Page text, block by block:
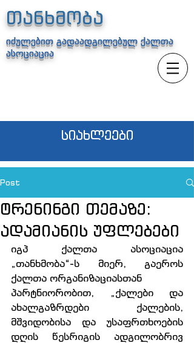
თანხმობა
იძულებით გადაადგილებულ ქალთა
ასოციაცია
სიახლეები
Post
ტრენინგი თემაზე:
ადამიანის უფლებები
იგპ ქალთა ასოციაცია
„თანხმობა“-ს მიერ, გაეროს
ქალთა ორგანიზაციასთან
პარტნიორობით, „ქალები და
ახალგაზრდები ქალების,
მშვიდობისა და უსაფრთხოების
დღის წესრიგის ადგილობრივ